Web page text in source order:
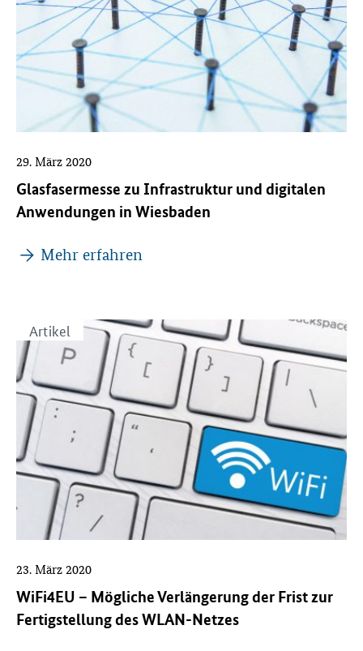
Glasfasermesse zu Infrastruktur und digitalen
Anwendungen in Wiesbaden
29. März 2020
Mehr erfahren
Artikel
WiFi4EU – Mögliche Verlängerung der Frist zur
Fertigstellung des WLAN-Netzes
23. März 2020